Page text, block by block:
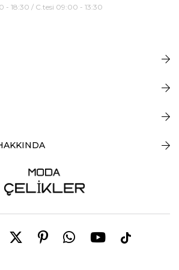
- 18:30 / C.tesi 09:00 - 13:30